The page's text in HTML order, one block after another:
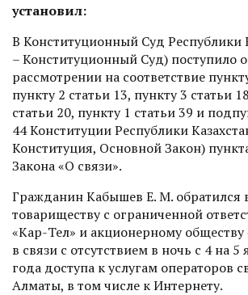
установил:
В Конституционный Суд Республики
– Конституционный Суд) поступило
рассмотрении на соответствие
пункту 2 статьи 13, пункту 3 статьи
статьи 20, пункту 1 статьи 39 и
44 Конституции Республики
Конституция, Основной Закон)
Закона «О связи».
Гражданин Кабышев Е. М. обратился
товариществу с ограниченной
«Кар-Тел» и акционерному обществу
в связи с отсутствием в ночь с 4 на 5
года доступа к услугам операторов
Алматы, в том числе к Интернету.